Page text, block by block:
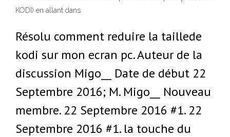
KODI) en allant dans
Résolu comment reduire la taillede
kodi sur mon ecran pc. Auteur de la
discussion Migo__ Date de début 22
Septembre 2016; M. Migo__ Nouveau
membre. 22 Septembre 2016 #1. 22
Septembre 2016 #1. la touche du